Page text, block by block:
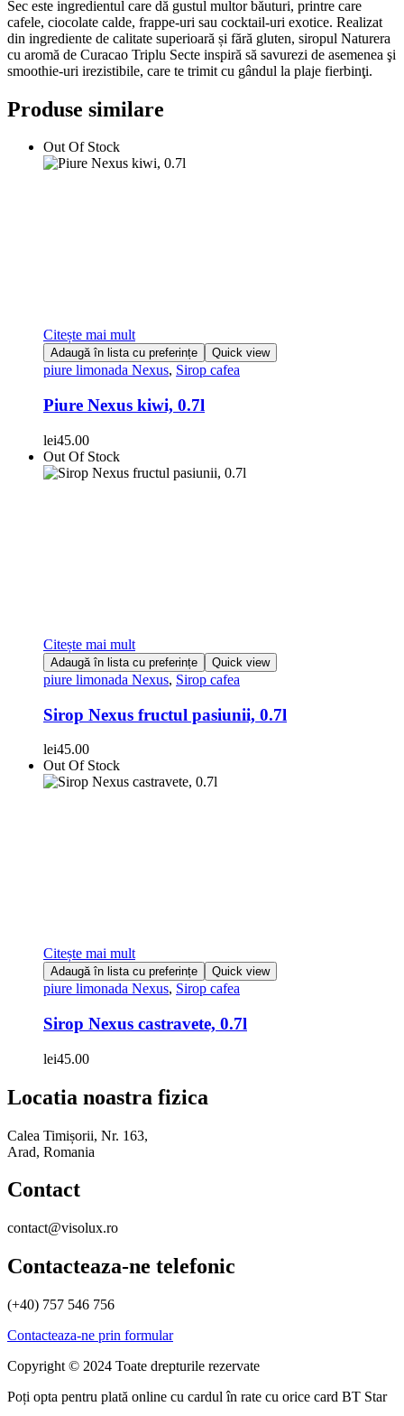
Sec este ingredientul care dă gustul multor băuturi, printre care
cafele, ciocolate calde, frappe-uri sau cocktail-uri exotice. Realizat
din ingrediente de calitate superioară și fără gluten, siropul Naturera
cu aromă de Curacao Triplu Secte inspiră să savurezi de asemenea şi
smoothie-uri irezistibile, care te trimit cu gândul la plaje fierbinţi.
Produse similare
Out Of Stock
Citește mai mult
Adaugă în lista cu preferințe Quick view
piure limonada Nexus, Sirop cafea
Piure Nexus kiwi, 0.7l
lei45.00
Out Of Stock
Citește mai mult
Adaugă în lista cu preferințe Quick view
piure limonada Nexus, Sirop cafea
Sirop Nexus fructul pasiunii, 0.7l
lei45.00
Out Of Stock
Citește mai mult
Adaugă în lista cu preferințe Quick view
piure limonada Nexus, Sirop cafea
Sirop Nexus castravete, 0.7l
lei45.00
Locatia noastra fizica
Calea Timișorii, Nr. 163,
Arad, Romania
Contact
contact@visolux.ro
Contacteaza-ne telefonic
(+40) 757 546 756
Contacteaza-ne prin formular
Copyright © 2024 Toate drepturile rezervate
Poți opta pentru plată online cu cardul în rate cu orice card BT Star